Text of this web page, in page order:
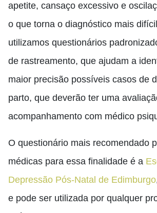
apetite, cansaço excessivo e
o que torna o diagnóstico mais
utilizamos questionários
de rastreamento, que ajudam a
maior precisão possíveis casos de
parto, que deverão ter uma
acompanhamento com médico
O questionário mais recomendado
médicas para essa finalidade é a
Depressão Pós-Natal de Edimburgo
e pode ser utilizada por qualquer